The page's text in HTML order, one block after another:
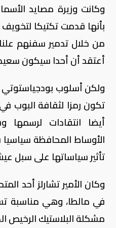
وكانت وزيرة مصايد
بأنها قدمت تكتيكا
من خلال تدمير سفنهم
أعتقد أن أحدا سيكون سعيد
ولكن أسلوب بودجياستوتي
تكون رمزا لثقافة البوب
أيضا انتقادات
الأوساط المحافظة
تأثير سياساتها على سبل
وكان الأمير تشارلز أحد
في مالطا، وهي مناسبة
مشكلة البلاستيك الرخيص